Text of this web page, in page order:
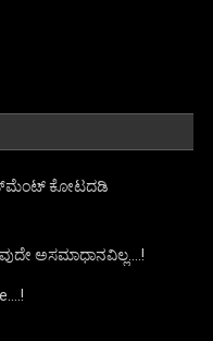
ಕೋಟದಡಿ
ಅಸಮಾಧಾನವಿಲ್ಲ….!